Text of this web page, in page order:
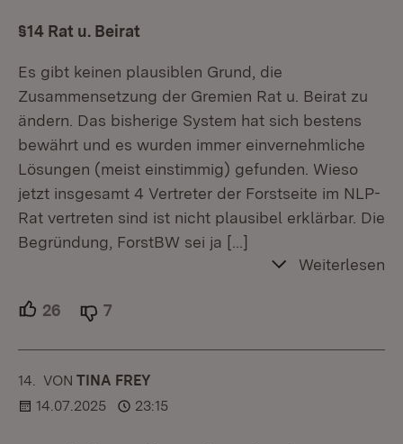
§14 Rat u. Beirat
Es gibt keinen plausiblen Grund, die
Zusammensetzung der Gremien Rat u. Beirat zu
ändern. Das bisherige System hat sich bestens
bewährt und es wurden immer einvernehmliche
Lösungen (meist einstimmig) gefunden. Wieso
jetzt insgesamt 4 Vertreter der Forstseite im NLP-
Rat vertreten sind ist nicht plausibel erklärbar. Die
Begründung, ForstBW sei ja […]
Weiterlesen
26 Unterstützer.
7
14. KOMMENTAR
VON :TINA FREY
14.07.2025
23:15